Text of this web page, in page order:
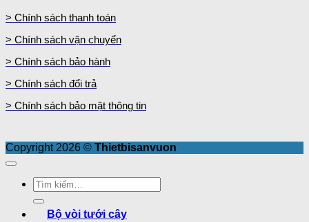
> Chính sách thanh toán
> Chính sách vận chuyển
> Chính sách bảo hành
> Chính sách đổi trả
> Chính sách bảo mật thông tin
Copyright 2026 © Thietbisanvuon
Tìm
kiếm:
Bộ vòi tưới cây